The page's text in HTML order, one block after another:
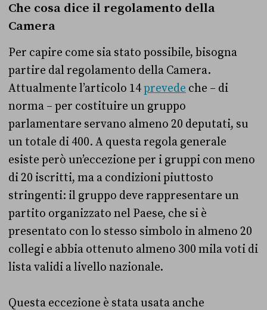
Che cosa dice il regolamento della
Camera
Per capire come sia stato possibile, bisogna
partire dal regolamento della Camera.
Attualmente l’articolo 14prevede che – di
norma – per costituire un gruppo
parlamentare servano almeno 20 deputati, su
un totale di 400. A questa regola generale
esiste però un’eccezione per i gruppi con meno
di 20 iscritti, ma a condizioni piuttosto
stringenti: il gruppo deve rappresentare un
partito organizzato nel Paese, che si è
presentato con lo stesso simbolo in almeno 20
collegi e abbia ottenuto almeno 300 mila voti di
lista validi a livello nazionale.
Questa eccezione è stata usata anche